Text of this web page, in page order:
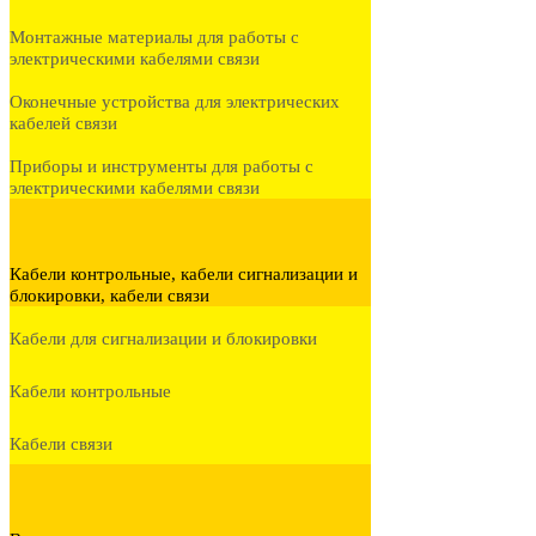
Монтажные материалы для работы с
электрическими кабелями связи
Оконечные устройства для электрических
кабелей связи
Приборы и инструменты для работы с
электрическими кабелями связи
Кабели контрольные, кабели сигнализации и
блокировки, кабели связи
Кабели для сигнализации и блокировки
Кабели контрольные
Кабели связи